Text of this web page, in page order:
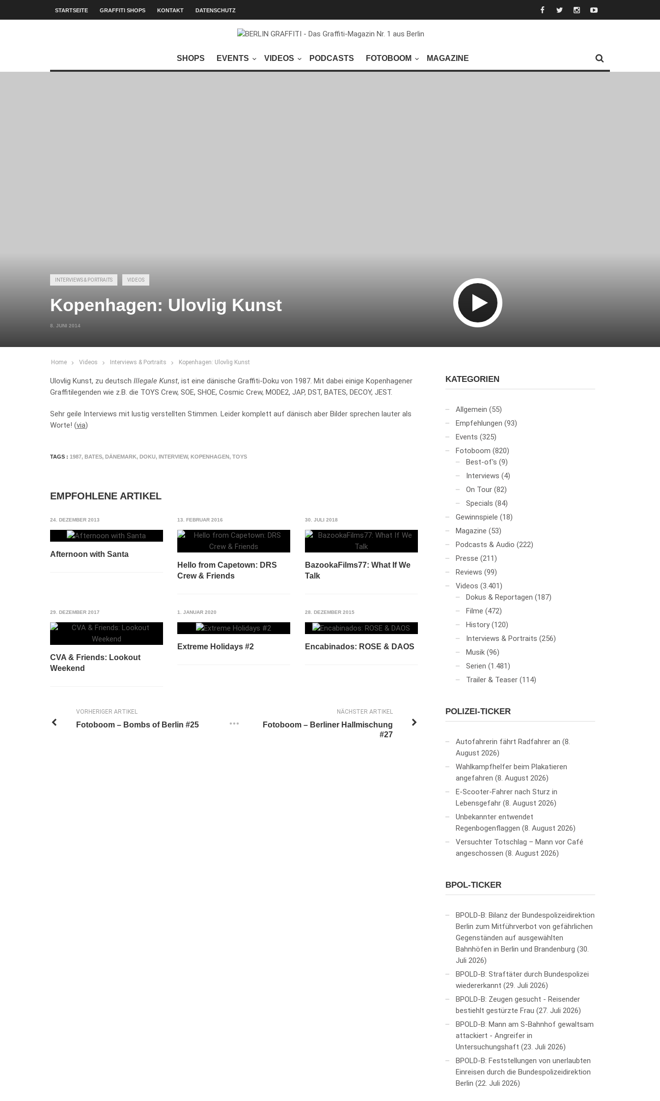
STARTSEITE GRAFFITI SHOPS KONTAKT DATENSCHUTZ
SHOPS EVENTS VIDEOS PODCASTS FOTOBOOM MAGAZINE
INTERVIEWS & PORTRAITS VIDEOS
Kopenhagen: Ulovlig Kunst
8. JUNI 2014
Home Videos Interviews & Portraits Kopenhagen: Ulovlig Kunst
Ulovlig Kunst, zu deutsch Illegale Kunst, ist eine dänische Graffiti-Doku von 1987. Mit dabei einige Kopenhagener
Graffitilegenden wie z.B. die TOYS Crew, SOE, SHOE, Cosmic Crew, MODE2, JAP, DST, BATES, DECOY, JEST.
Sehr geile Interviews mit lustig verstellten Stimmen. Leider komplett auf dänisch aber Bilder sprechen lauter als
Worte! (via)
TAGS : 1987, BATES, DÄNEMARK, DOKU, INTERVIEW, KOPENHAGEN, TOYS
EMPFOHLENE ARTIKEL
24. DEZEMBER 2013
Afternoon with Santa
13. FEBRUAR 2016
Hello from Capetown: DRS
Crew & Friends
30. JULI 2018
BazookaFilms77: What If We
Talk
29. DEZEMBER 2017
CVA & Friends: Lookout
Weekend
1. JANUAR 2020
Extreme Holidays #2
28. DEZEMBER 2015
Encabinados: ROSE & DAOS
NÄCHSTER ARTIKEL
Fotoboom – Berliner Hallmischung
#27
VORHERIGER ARTIKEL
Fotoboom – Bombs of Berlin #25
KATEGORIEN
Allgemein (55)
Empfehlungen (93)
Events (325)
Fotoboom (820)
Best-of's (9)
Interviews (4)
On Tour (82)
Specials (84)
Gewinnspiele (18)
Magazine (53)
Podcasts & Audio (222)
Presse (211)
Reviews (99)
Videos (3.401)
Dokus & Reportagen (187)
Filme (472)
History (120)
Interviews & Portraits (256)
Musik (96)
Serien (1.481)
Trailer & Teaser (114)
POLIZEI-TICKER
Autofahrerin fährt Radfahrer an 8.
August 2026
Wahlkampfhelfer beim Plakatieren
angefahren 8. August 2026
E-Scooter-Fahrer nach Sturz in
Lebensgefahr 8. August 2026
Unbekannter entwendet
Regenbogenflaggen 8. August 2026
Versuchter Totschlag – Mann vor Café
angeschossen 8. August 2026
BPOL-TICKER
BPOLD-B: Bilanz der Bundespolizeidirektion
Berlin zum Mitführverbot von gefährlichen
Gegenständen auf ausgewählten
Bahnhöfen in Berlin und Brandenburg 30.
Juli 2026
BPOLD-B: Straftäter durch Bundespolizei
wiedererkannt 29. Juli 2026
BPOLD-B: Zeugen gesucht - Reisender
bestiehlt gestürzte Frau 27. Juli 2026
BPOLD-B: Mann am S-Bahnhof gewaltsam
attackiert - Angreifer in
Untersuchungshaft 23. Juli 2026
BPOLD-B: Feststellungen von unerlaubten
Einreisen durch die Bundespolizeidirektion
Berlin 22. Juli 2026